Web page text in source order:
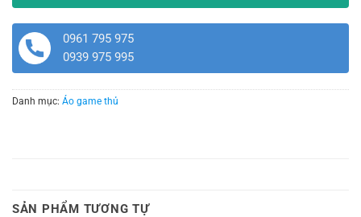
0961 795 975
0939 975 995
Danh mục: Áo game thủ
SẢN PHẨM TƯƠNG TỰ